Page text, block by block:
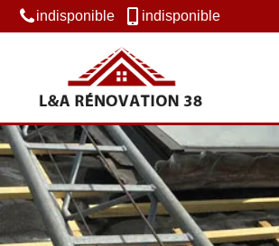
indisponible indisponible